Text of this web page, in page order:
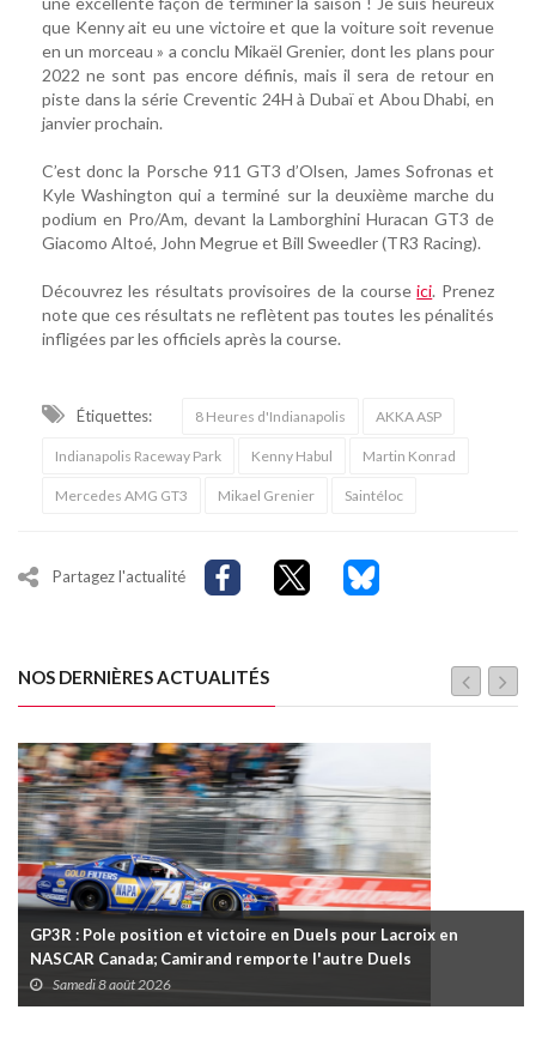
que Kenny ait eu une victoire et que la voiture soit revenue
en un morceau » a conclu Mikaël Grenier, dont les plans pour
2022 ne sont pas encore définis, mais il sera de retour en
piste dans la série Creventic 24H à Dubaï et Abou Dhabi, en
janvier prochain.
C’est donc la Porsche 911 GT3 d’Olsen, James Sofronas et
Kyle Washington qui a terminé sur la deuxième marche du
podium en Pro/Am, devant la Lamborghini Huracan GT3 de
Giacomo Altoé, John Megrue et Bill Sweedler (TR3 Racing).
Découvrez les résultats provisoires de la courseici. Prenez
note que ces résultats ne reflètent pas toutes les pénalités
infligées par les officiels après la course.
Étiquettes: 8 Heures d'Indianapolis AKKA ASP
Indianapolis Raceway Park Kenny Habul Martin Konrad
Mercedes AMG GT3 Mikael Grenier Saintéloc
Partagez l'actualité
NOS DERNIÈRES ACTUALITÉS
GP3R : Pole position et victoire en Duels pour Lacroix en
NASCAR Canada; Camirand remporte l'autre Duels
Samedi 8 août 2026